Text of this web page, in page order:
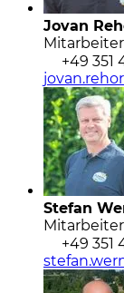
Jovan
+49 351
Stefan
+49 351